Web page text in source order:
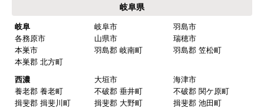
岐阜県
岐阜 岐阜市
羽島市
各務原市
山県市
瑞穂市
本巣市
羽島郡 岐南町
羽島郡 笠松町
本巣郡 北方町
西濃
大垣市
海津市
養老郡 養老町
不破郡 垂井町
不破郡 関ケ原町
揖斐郡 揖斐川町
揖斐郡 大野町
揖斐郡 池田町